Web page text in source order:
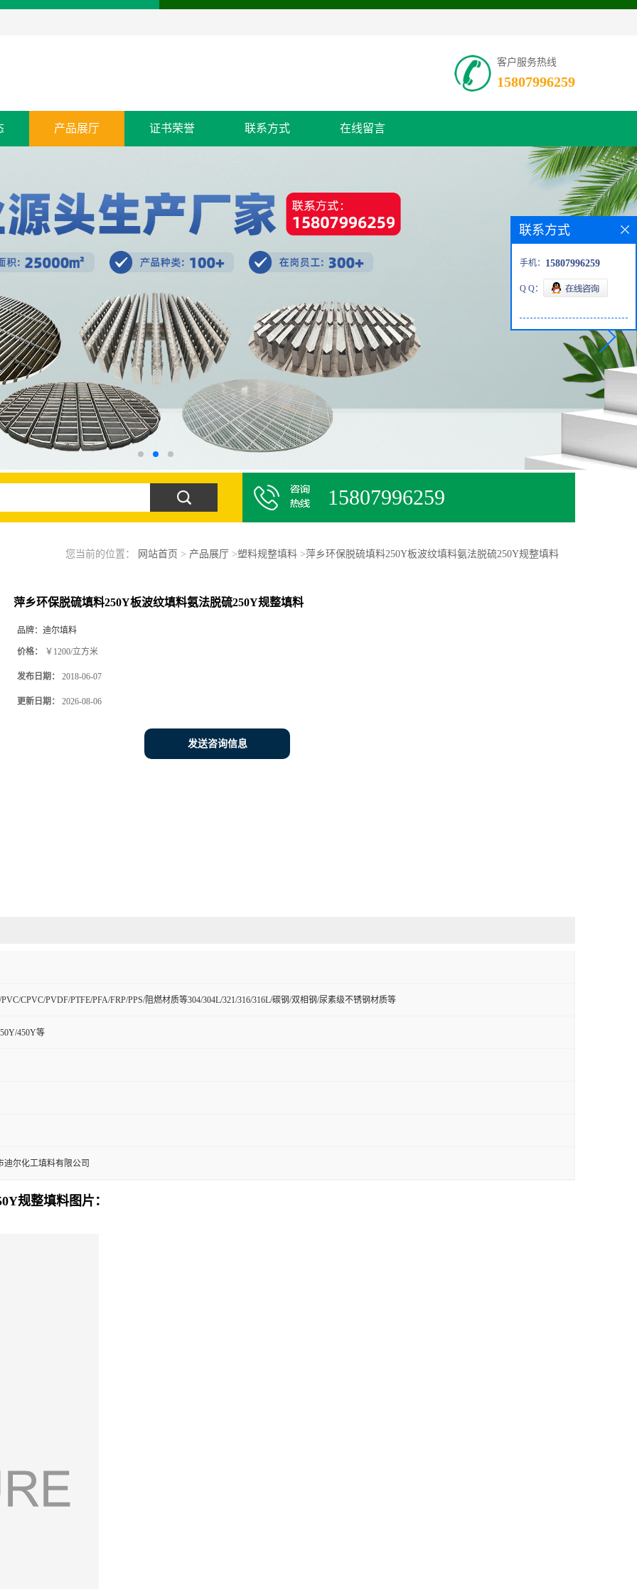
客户服务热线
15807996259
产品展厅 证书荣誉 联系方式 在线留言
15807996259
您当前的位置： 网站首页 > 产品展厅 >塑料规整填料>萍乡环保脱硫填料250Y板波纹填料氨法脱硫250Y规整填料
萍乡环保脱硫填料250Y板波纹填料氨法脱硫250Y规整填料
品牌： 迪尔填料
价格： ￥1200/立方米
发布日期： 2018-06-07
更新日期： 2026-08-06
发送咨询信息
PVC/CPVC/PVDF/PTFE/PFA/FRP/PPS/阻燃材质等304/304L/321/316/316L/碳钢/双相钢/尿素级不锈钢材质等
450Y等
迪尔化工填料有限公司
规整填料图片：
联系方式
手机： 15807996259
Q Q：